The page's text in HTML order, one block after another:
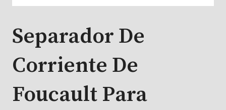
Separador De
Corriente De
Foucault Para